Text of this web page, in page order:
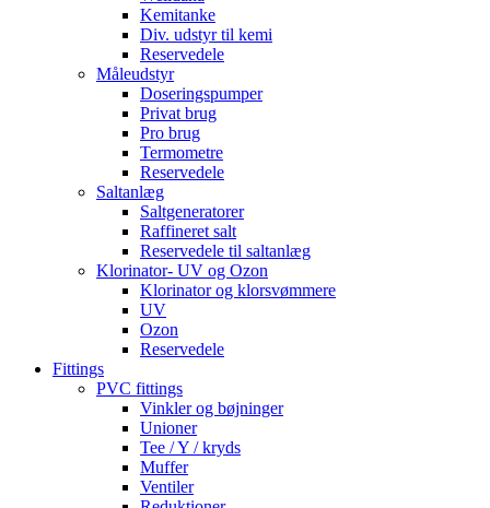
Kemitanke
Div. udstyr til kemi
Reservedele
Måleudstyr
Doseringspumper
Privat brug
Pro brug
Termometre
Reservedele
Saltanlæg
Saltgeneratorer
Raffineret salt
Reservedele til saltanlæg
Klorinator- UV og Ozon
Klorinator og klorsvømmere
UV
Ozon
Reservedele
Fittings
PVC fittings
Vinkler og bøjninger
Unioner
Tee / Y / kryds
Muffer
Ventiler